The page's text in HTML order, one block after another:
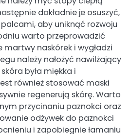
dokładnie je osuszyć,
aby uniknąć rozwoju
warto przeprowadzić
martwy naskórek i wygładzi
należy nałożyć nawilżający
była miękka i
również stosować maski
regenerują skórę. Warto
przycinaniu paznokci oraz
odżywek do paznokci
i zapobiegnie łamaniu